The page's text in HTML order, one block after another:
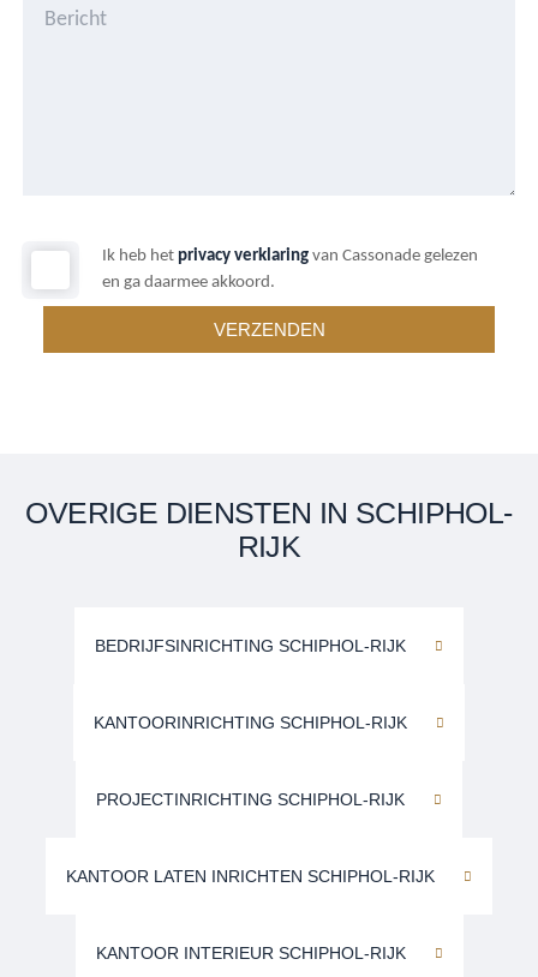
Ik heb het privacy verklaring van Cassonade gelezen
en ga daarmee akkoord.
OVERIGE DIENSTEN IN SCHIPHOL-
RIJK
BEDRIJFSINRICHTING SCHIPHOL-RIJK
KANTOORINRICHTING SCHIPHOL-RIJK
PROJECTINRICHTING SCHIPHOL-RIJK
KANTOOR LATEN INRICHTEN SCHIPHOL-RIJK
KANTOOR INTERIEUR SCHIPHOL-RIJK